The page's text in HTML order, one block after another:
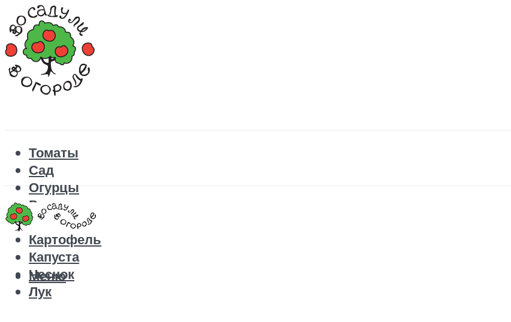
Томаты
Сад
Огурцы
Рецепты
Перец
Картофель
Капуста
Чеснок
Лук
Меню